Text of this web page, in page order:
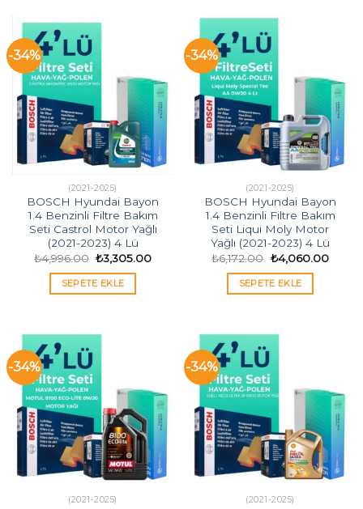
-34%
(2021-2025)
BOSCH Hyundai Bayon
1.4 Benzinli Filtre Bakım
Seti Castrol Motor Yağlı
(2021-2023) 4 Lü
₺4,996.00 Orijinal
fiyat:
₺4,996.00.
₺3,305.00Şu
SEPETE EKLE
-34%
(2021-2025)
BOSCH Hyundai Bayon
1.4 Benzinli Filtre Bakım
Seti Liqui Moly Motor
Yağlı (2021-2023) 4 Lü
₺6,172.00 Orijinal
fiyat:
₺6,172.00.
₺4,060.00Şu
SEPETE EKLE
-34%
(2021-2025)
-34%
(2021-2025)